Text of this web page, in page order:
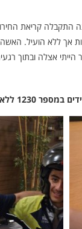
התקבלה קריאת
אך ללא הועיל.
אצלה ובתוך
ללא כוכבית.